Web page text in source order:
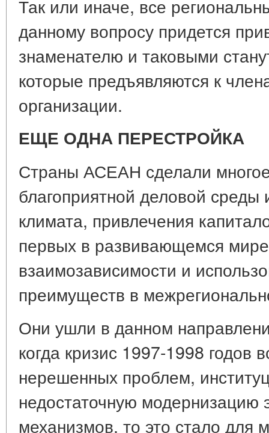
Так или иначе, все
данному вопросу придется
знаменателю и таковыми
которые предъявляются к
организации.
ЕЩЕ ОДНА ПЕРЕСТРОЙКА
Страны АСЕАН сделали
благоприятной деловой среды
климата, привлечения
первых в развивающемся
взаимозависимости и
преимуществ в
Они ушли в данном
когда кризис 1997-1998 годов
нерешенных проблем,
недостаточную модернизацию
механизмов, то это стало для